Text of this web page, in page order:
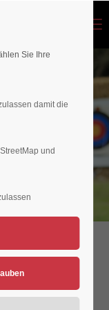
JEDER!
Sie Ihre
damit die
und